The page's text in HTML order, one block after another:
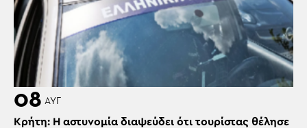
08 ΑΥΓ
Κρήτη: Η αστυνομία διαψεύδει ότι τουρίστας θέλησε